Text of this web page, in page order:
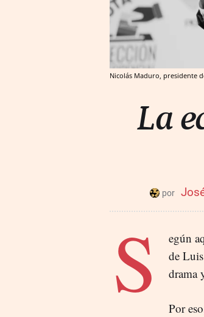
Nicolás Maduro, presidente
La
S egún
de
drama
Por